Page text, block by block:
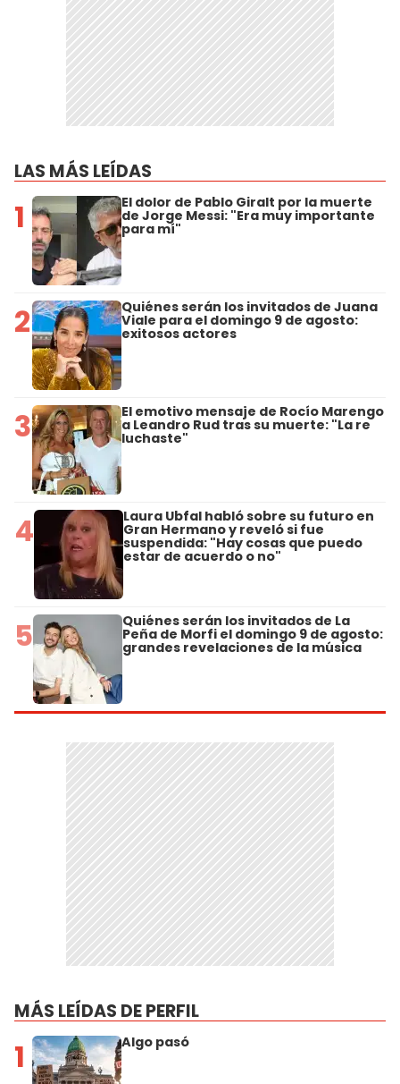
LAS MÁS LEÍDAS
1 El dolor de Pablo Giralt por la muerte
de Jorge Messi: "Era muy importante
para mí"
2 Quiénes serán los invitados de Juana
Viale para el domingo 9 de agosto:
exitosos actores
3 El emotivo mensaje de Rocío Marengo
a Leandro Rud tras su muerte: "La re
luchaste"
4 Laura Ubfal habló sobre su futuro en
Gran Hermano y reveló si fue
suspendida: "Hay cosas que puedo
estar de acuerdo o no"
5 Quiénes serán los invitados de La
Peña de Morfi el domingo 9 de agosto:
grandes revelaciones de la música
MÁS LEÍDAS DE PERFIL
1 Algo pasó